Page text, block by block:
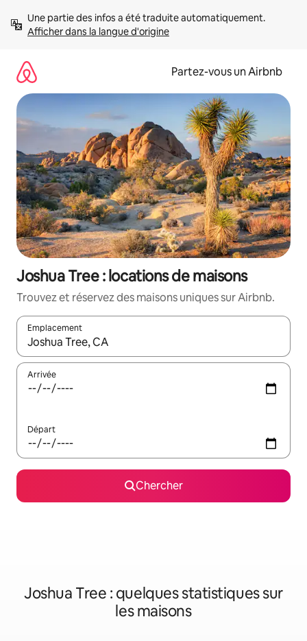
directement
Afficher dans la langue d'origine
Partez-vous un Airbnb
Joshua Tree : locations de maisons
Trouvez et réservez des maisons uniques sur Airbnb.
Emplacement
Quand les résultats sont affichés, parcourez-les en utilisant
Arrivée
Départ
Chercher
Joshua Tree : quelques statistiques sur
les maisons